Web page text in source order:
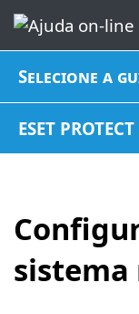
Selecione a
ESET
sistema